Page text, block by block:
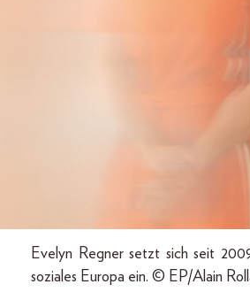
Evelyn Regner setzt sich seit
soziales Europa ein. © EP/Alain